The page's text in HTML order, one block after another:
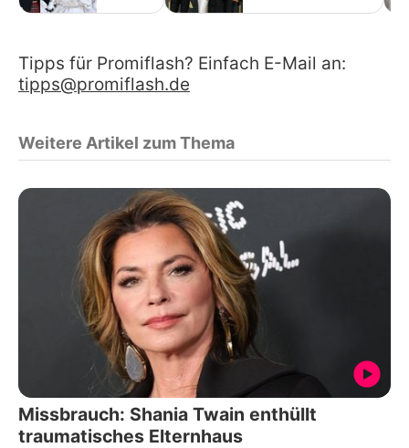
Tipps für Promiflash? Einfach E-Mail an:
tipps@promiflash.de
Weitere Artikel zum Thema
Missbrauch: Shania Twain enthüllt
traumatisches Elternhaus